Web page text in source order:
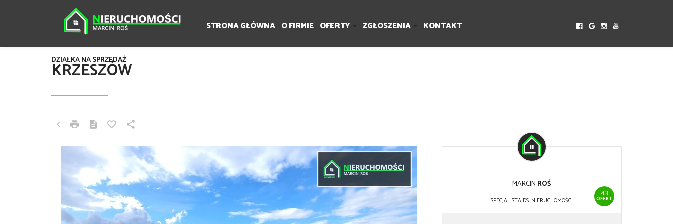
STRONA GŁÓWNA O FIRMIE OFERTY ZGŁOSZENIA KONTAKT
KRZESZÓW
DZIAŁKA NA SPRZEDAŻ
43
OFERT
MARCIN ROŚ
SPECJALISTA DS. NIERUCHOMOŚCI